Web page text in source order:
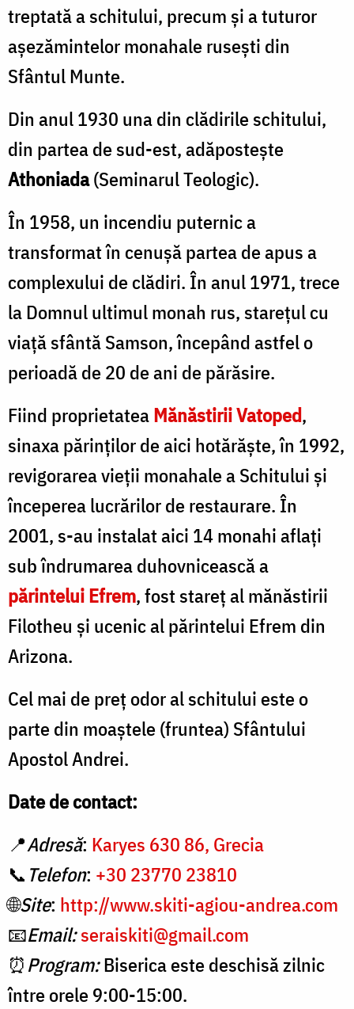
treptată a schitului, precum şi a tuturor
aşezămintelor monahale ruseşti din
Sfântul Munte.
Din anul 1930 una din clădirile schitului,
din partea de sud-est, adăpostește
Athoniada(Seminarul Teologic).
În 1958, un incendiu puternic a
transformat în cenuşă partea de apus a
complexului de clădiri. În anul 1971, trece
la Domnul ultimul monah rus, stareţul cu
viaţă sfântă Samson, începând astfel o
perioadă de 20 de ani de părăsire.
Fiind proprietateaMănăstirii Vatoped,
sinaxa părinţilor de aici hotărăşte, în 1992,
revigorarea vieţii monahale a Schitului şi
începerea lucrărilor de restaurare. În
2001, s-au instalat aici 14 monahi aflaţi
sub îndrumarea duhovnicească a
părintelui Efrem, fost stareţ al mănăstirii
Filotheu şi ucenic al părintelui Efrem din
Arizona.
Cel mai de preţ odor al schitului este o
parte din moaştele (fruntea) Sfântului
Apostol Andrei.
Date de contact:
📍Adresă: Karyes 630 86, Grecia
📞 Telefon: +30 23770 23810
🌐Site: http://www.skiti-agiou-andrea.com
📧Email:seraiskiti@gmail.com
⏰Program:Biserica este deschisă zilnic
între orele 9:00-15:00.